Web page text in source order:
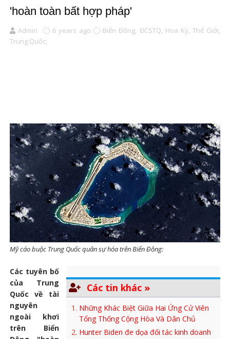
'hoàn toàn bất hợp pháp'
Admin 6 years ago Biển Đông, ĐCSTQ, Hoa Kỳ, Thế Giới,
Trung Quốc,
Mỹ cáo buộc Trung Quốc quân sự hóa trên Biển Đông:
Các tin khác »
Những Khác Biệt Giữa Hai Ứng Cử Viên
Tổng Thống Cộng Hòa Và Dân Chủ
Hunter Biden đe dọa đối tác kinh doanh
Các tuyên bố
của Trung
Quốc về tài
nguyên
ngoài khơi
trên Biển